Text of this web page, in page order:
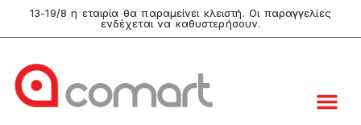
13-19/8 η εταιρία θα παραμείνει κλειστή. Οι παραγγελίες
ενδέχεται να καθυστερήσουν.